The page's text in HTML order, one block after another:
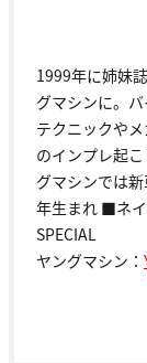
1999年に姉妹
グマシンに。
テクニックや
のインプレ起
グマシンでは
年生まれ ■ネ
SPECIAL
ヤングマシン：